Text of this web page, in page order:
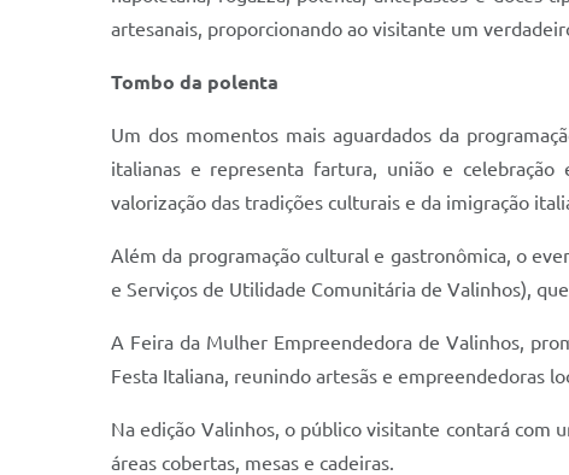
artesanais, proporcionando ao visitante um
Tombo da polenta
Um dos momentos mais aguardados da
italianas e representa fartura, união e
valorização das tradições culturais e da imigração
Além da programação cultural e gastronômica, o
e Serviços de Utilidade Comunitária de Valinhos),
A Feira da Mulher Empreendedora de Valinhos,
Festa Italiana, reunindo artesãs e empreendedoras
Na edição Valinhos, o público visitante contará com
áreas cobertas, mesas e cadeiras.